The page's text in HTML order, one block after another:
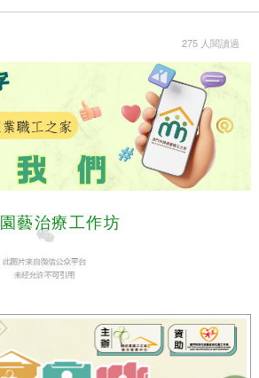
275 人閱讀過
園藝治療工作坊